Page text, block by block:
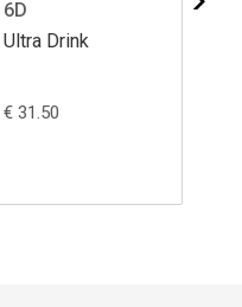
6D
Ultra Drink
€ 31.50